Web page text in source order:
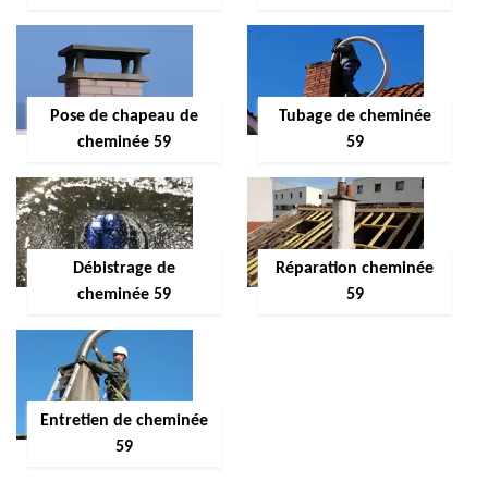
Pose de chapeau de
cheminée 59
Tubage de cheminée
59
Débistrage de
cheminée 59
Réparation cheminée
59
Entretien de cheminée
59